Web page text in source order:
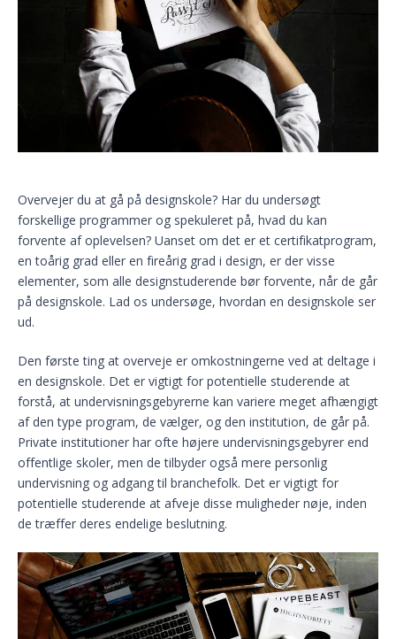
Overvejer du at gå på designskole? Har du undersøgt
forskellige programmer og spekuleret på, hvad du kan
forvente af oplevelsen? Uanset om det er et certifikatprogram,
en toårig grad eller en fireårig grad i design, er der visse
elementer, som alle designstuderende bør forvente, når de går
på designskole. Lad os undersøge, hvordan en designskole ser
ud.
Den første ting at overveje er omkostningerne ved at deltage i
en designskole. Det er vigtigt for potentielle studerende at
forstå, at undervisningsgebyrerne kan variere meget afhængigt
af den type program, de vælger, og den institution, de går på.
Private institutioner har ofte højere undervisningsgebyrer end
offentlige skoler, men de tilbyder også mere personlig
undervisning og adgang til branchefolk. Det er vigtigt for
potentielle studerende at afveje disse muligheder nøje, inden
de træffer deres endelige beslutning.